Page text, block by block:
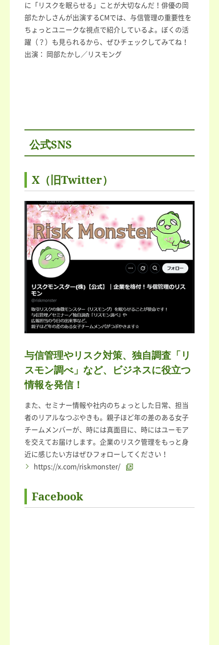
に「リスクを眠らせる」ことが大切なんだ！俳優の岡
部たかしさんが出演するCMでは、与信管理の重要性を
ちょっとユニークな視点で紹介しているよ。ぼくの活
躍（？）も見られるから、ぜひチェックしてみてね！
出演： 岡部たかし／リスモング
公式SNS
X（旧Twitter）
与信管理やリスク対策、独自調査「リ
スモン調べ」など、ビジネスに役立つ
情報を発信！
また、セミナー情報や社内のちょっとした日常、担当
者のリアルなつぶやきも。親子ほど年の差のある女子
チームメンバーが、時には真面目に、時にはユーモア
を交えてお届けします。企業のリスク管理をもっと身
近に感じたい方はぜひフォローしてください！
https://x.com/riskmonster/
Facebook